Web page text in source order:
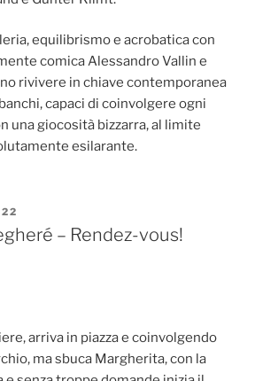
equilibrismo e acrobatica con
comica Alessandro Vallin e
rivivere in chiave contemporanea
capaci di coinvolgere ogni
una giocosità bizzarra, al limite
esilarante.
– Rendez-vous!
arriva in piazza e coinvolgendo
ma sbuca Margherita, con la